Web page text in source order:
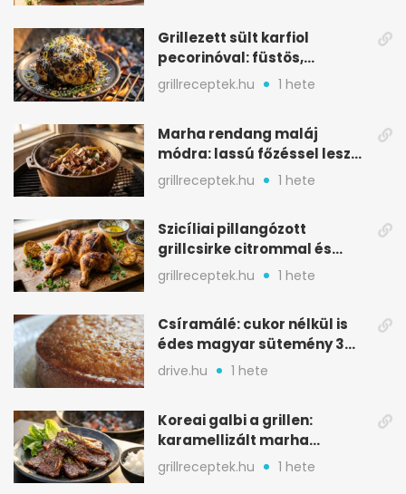
Grillezett sült karfiol
pecorinóval: füstös,
karamellizált nyári kedvenc
grillreceptek.hu 1 hete
Marha rendang maláj
módra: lassú főzéssel lesz
igazán szaftos
grillreceptek.hu 1 hete
Szicíliai pillangózott
grillcsirke citrommal és
oregánóval
grillreceptek.hu 1 hete
Csíramálé: cukor nélkül is
édes magyar sütemény 3
alapanyagból
drive.hu 1 hete
Koreai galbi a grillen:
karamellizált marha
rövidborda gyorsan
grillreceptek.hu 1 hete